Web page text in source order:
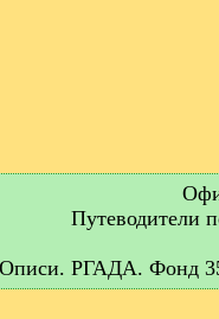
Путеводители
Описи. РГАДА. Фонд